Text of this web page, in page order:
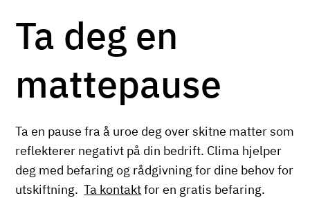
Ta deg en
mattepause
Ta en pause fra å uroe deg over skitne matter som
reflekterer negativt på din bedrift. Clima hjelper
deg med befaring og rådgivning for dine behov for
utskiftning.Ta kontaktfor en gratis befaring.